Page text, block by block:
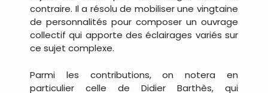
contraire. Il a résolu de mobiliser une vingtaine
de personnalités pour composer un ouvrage
collectif qui apporte des éclairages variés sur
ce sujet complexe.
Parmi les contributions, on notera en
particulier celle de Didier Barthès, qui